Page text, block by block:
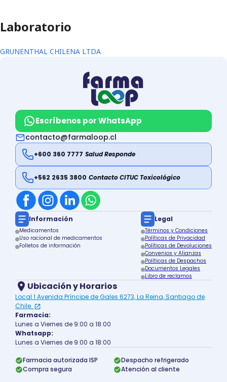
Laboratorio
GRUNENTHAL CHILENA LTDA
Escríbenos por WhatsApp
contacto@farmaloop.cl
+600 360 7777 Salud Responde
+562 2635 3800 Contacto CITUC Toxicológico
Información
Medicamentos
Uso racional de medicamentos
Folletos de información
Legal
Términos y Condiciones
Políticas de Privacidad
Políticas de Devoluciones
Convenios y Alianzas
Políticas de Despachos
Documentos Legales
Libro de reclamos
Ubicación y Horarios
Local 1 Avenida Príncipe de Gales 6273, La Reina, Santiago de
Chile.
Farmacia:
Lunes a Viernes de 9:00 a 18:00
Whatsapp:
Lunes a Viernes de 9:00 a 18:00
Farmacia autorizada ISP
Despacho refrigerado
Compra segura
Atención al cliente